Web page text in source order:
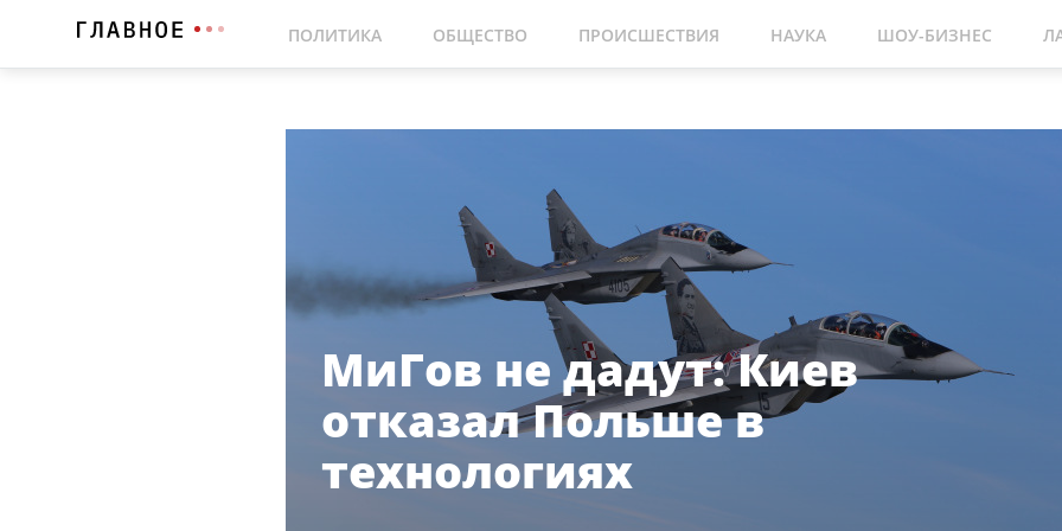
ПОЛИТИКА ОБЩЕСТВО ПРОИСШЕСТВИЯ НАУКА ШОУ-БИЗНЕС
МиГов не дадут: Киев
отказал Польше в
технологиях